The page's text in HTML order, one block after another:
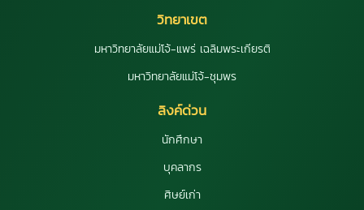
วิทยาเขต
มหาวิทยาลัยแม่โจ้-แพร่ เฉลิมพระเกียรติ
มหาวิทยาลัยแม่โจ้-ชุมพร
ลิงค์ด่วน
นักศึกษา
บุคลากร
ศิษย์เก่า